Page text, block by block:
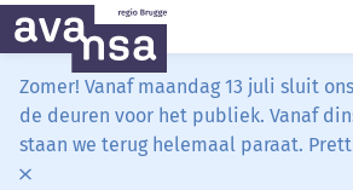
Zomer! Vanaf maandag 13 juli sluit
de deuren voor het publiek. Vanaf
staan we terug helemaal paraat.